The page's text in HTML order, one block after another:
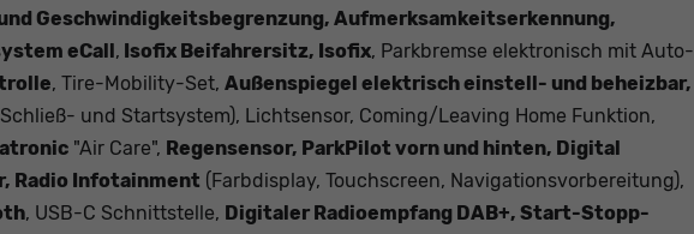
Geschwindigkeitsbegrenzung, Aufmerksamkeitserkennung,
eCall , Isofix Beifahrersitz, Isofix, Parkbremse elektronisch mit Auto-
, Tire-Mobility-Set, Außenspiegel elektrisch einstell- und beheizbar,
und Startsystem), Lichtsensor, Coming/Leaving Home Funktion,
"Air Care", Regensensor, ParkPilot vorn und hinten, Digital
Radio Infotainment (Farbdisplay, Touchscreen, Navigationsvorbereitung),
, USB-C Schnittstelle, Digitaler Radioempfang DAB+, Start-Stopp-